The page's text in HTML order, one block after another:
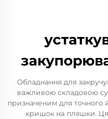
Обладнання для
важливою складовою
призначеним для точного
кришок на пляшки. Ця